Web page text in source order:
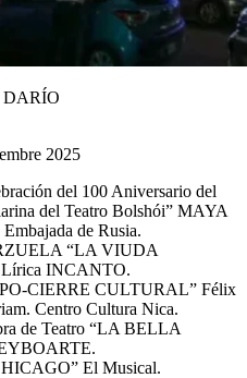
2025
del 100 Aniversario del
del Teatro Bolshói” MAYA
de Rusia.
“LA VIUDA
Lírica INCANTO.
CIERRE CULTURAL” Félix
Centro Cultura Nica.
de Teatro “LA BELLA
El Musical.